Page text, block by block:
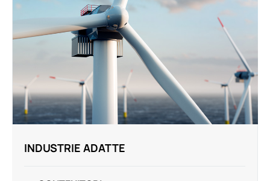
INDUSTRIE ADATTE